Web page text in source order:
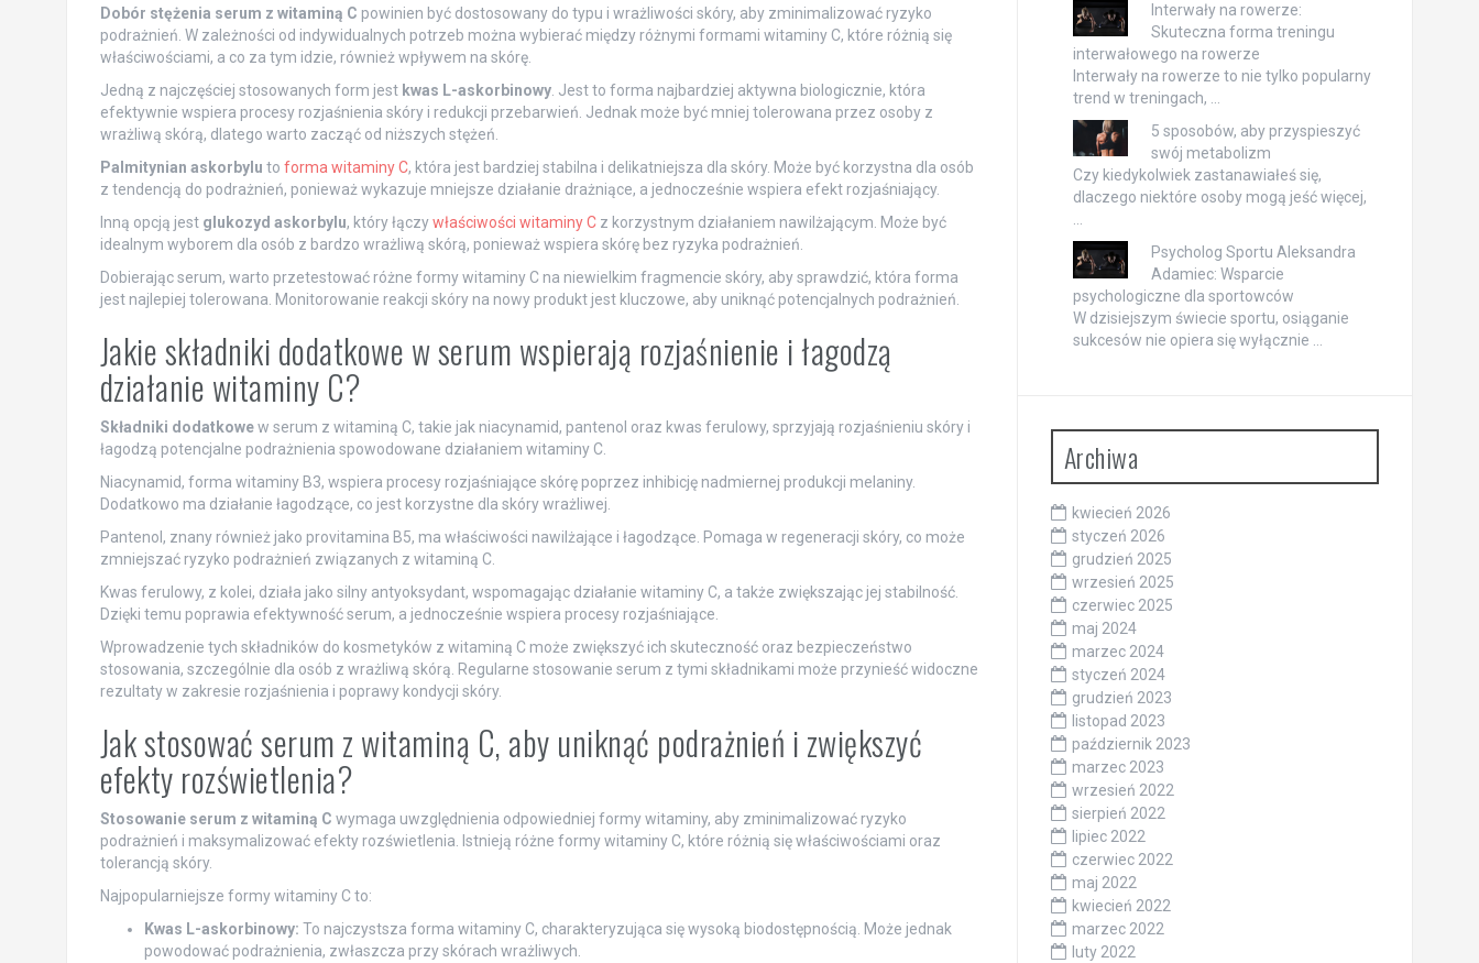
Dobór stężenia serum z witaminą C powinien być dostosowany do typu i wrażliwości skóry, aby zminimalizować ryzyko
podrażnień. W zależności od indywidualnych potrzeb można wybierać między różnymi formami witaminy C, które różnią się
właściwościami, a co za tym idzie, również wpływem na skórę.
Jedną z najczęściej stosowanych form jest kwas L-askorbinowy. Jest to forma najbardziej aktywna biologicznie, która
efektywnie wspiera procesy rozjaśnienia skóry i redukcji przebarwień. Jednak może być mniej tolerowana przez osoby z
wrażliwą skórą, dlatego warto zacząć od niższych stężeń.
Palmitynian askorbylu to forma witaminy C, która jest bardziej stabilna i delikatniejsza dla skóry. Może być korzystna dla osób
z tendencją do podrażnień, ponieważ wykazuje mniejsze działanie drażniące, a jednocześnie wspiera efekt rozjaśniający.
Inną opcją jest glukozyd askorbylu, który łączywłaściwości witaminy Cz korzystnym działaniem nawilżającym. Może być
idealnym wyborem dla osób z bardzo wrażliwą skórą, ponieważ wspiera skórę bez ryzyka podrażnień.
Dobierając serum, warto przetestować różne formy witaminy C na niewielkim fragmencie skóry, aby sprawdzić, która forma
jest najlepiej tolerowana. Monitorowanie reakcji skóry na nowy produkt jest kluczowe, aby uniknąć potencjalnych podrażnień.
Jakie składniki dodatkowe w serum wspierają rozjaśnienie i łagodzą
działanie witaminy C?
Składniki dodatkowew serum z witaminą C, takie jak niacynamid, pantenol oraz kwas ferulowy, sprzyjają rozjaśnieniu skóry i
łagodzą potencjalne podrażnienia spowodowane działaniem witaminy C.
Niacynamid, forma witaminy B3, wspiera procesy rozjaśniające skórę poprzez inhibicję nadmiernej produkcji melaniny.
Dodatkowo ma działanie łagodzące, co jest korzystne dla skóry wrażliwej.
Pantenol, znany również jako provitamina B5, ma właściwości nawilżające i łagodzące. Pomaga w regeneracji skóry, co może
zmniejszać ryzyko podrażnień związanych z witaminą C.
Kwas ferulowy, z kolei, działa jako silny antyoksydant, wspomagając działanie witaminy C, a także zwiększając jej stabilność.
Dzięki temu poprawia efektywność serum, a jednocześnie wspiera procesy rozjaśniające.
Wprowadzenie tych składników do kosmetyków z witaminą C może zwiększyć ich skuteczność oraz bezpieczeństwo
stosowania, szczególnie dla osób z wrażliwą skórą. Regularne stosowanie serum z tymi składnikami może przynieść widoczne
rezultaty w zakresie rozjaśnienia i poprawy kondycji skóry.
Jak stosować serum z witaminą C, aby uniknąć podrażnień i zwiększyć
efekty rozświetlenia?
Stosowanie serum z witaminą C wymaga uwzględnienia odpowiedniej formy witaminy, aby zminimalizować ryzyko
podrażnień i maksymalizować efekty rozświetlenia. Istnieją różne formy witaminy C, które różnią się właściwościami oraz
tolerancją skóry.
Najpopularniejsze formy witaminy C to:
Kwas L-askorbinowy: To najczystsza forma witaminy C, charakteryzująca się wysoką biodostępnością. Może jednak
powodować podrażnienia, zwłaszcza przy skórach wrażliwych.
Interwały na rowerze:
Skuteczna forma treningu
interwałowego na rowerze
Interwały na rowerze to nie tylko popularny
trend w treningach, …
5 sposobów, aby przyspieszyć
swój metabolizm
Czy kiedykolwiek zastanawiałeś się,
dlaczego niektóre osoby mogą jeść więcej,
…
Psycholog Sportu Aleksandra
Adamiec: Wsparcie
psychologiczne dla sportowców
W dzisiejszym świecie sportu, osiąganie
sukcesów nie opiera się wyłącznie …
Archiwa
kwiecień 2026
styczeń 2026
grudzień 2025
wrzesień 2025
czerwiec 2025
maj 2024
marzec 2024
styczeń 2024
grudzień 2023
listopad 2023
październik 2023
marzec 2023
wrzesień 2022
sierpień 2022
lipiec 2022
czerwiec 2022
maj 2022
kwiecień 2022
marzec 2022
luty 2022